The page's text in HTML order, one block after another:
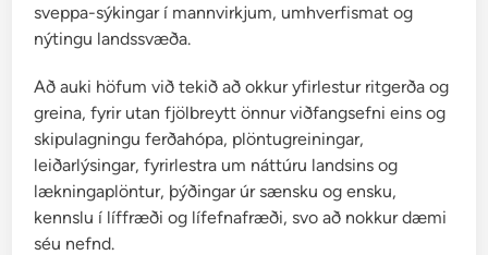
sveppa-sýkingar í mannvirkjum, umhverfismat og
nýtingu landssvæða.
Að auki höfum við tekið að okkur yfirlestur ritgerða og
greina, fyrir utan fjölbreytt önnur viðfangsefni eins og
skipulagningu ferðahópa, plöntugreiningar,
leiðarlýsingar, fyrirlestra um náttúru landsins og
lækningaplöntur, þýðingar úr sænsku og ensku,
kennslu í líffræði og lífefnafræði, svo að nokkur dæmi
séu nefnd.